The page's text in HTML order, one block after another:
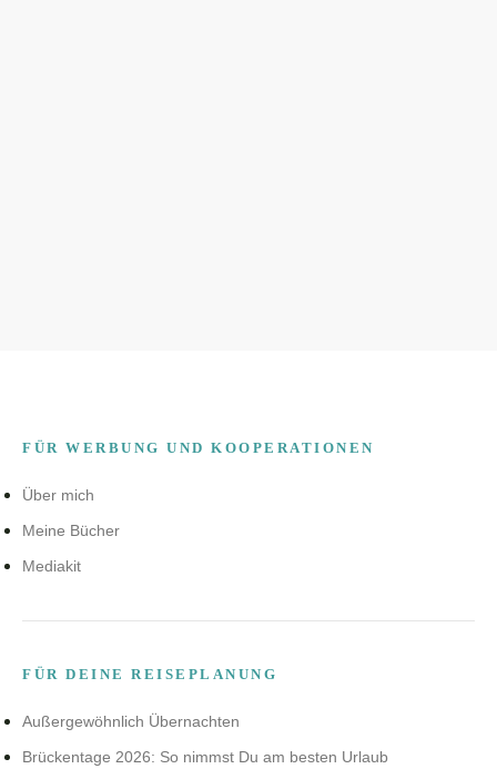
FÜR WERBUNG UND KOOPERATIONEN
Über mich
Meine Bücher
Mediakit
FÜR DEINE REISEPLANUNG
Außergewöhnlich Übernachten
Brückentage 2026: So nimmst Du am besten Urlaub